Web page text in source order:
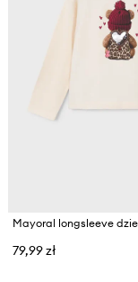
Mayoral longsleeve
79,99 zł